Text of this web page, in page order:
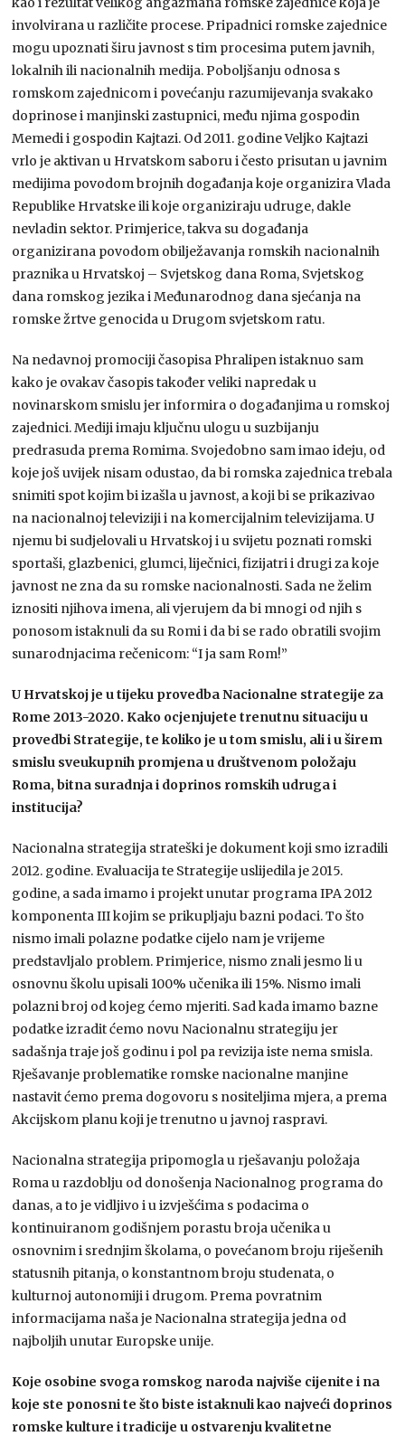
involvirana u različite procese. Pripadnici romske zajednice
mogu upoznati širu javnost s tim procesima putem javnih,
lokalnih ili nacionalnih medija. Poboljšanju odnosa s
romskom zajednicom i povećanju razumijevanja svakako
doprinose i manjinski zastupnici, među njima gospodin
Memedi i gospodin Kajtazi. Od 2011. godine Veljko Kajtazi
vrlo je aktivan u Hrvatskom saboru i često prisutan u javnim
medijima povodom brojnih događanja koje organizira Vlada
Republike Hrvatske ili koje organiziraju udruge, dakle
nevladin sektor. Primjerice, takva su događanja
organizirana povodom obilježavanja romskih nacionalnih
praznika u Hrvatskoj – Svjetskog dana Roma, Svjetskog
dana romskog jezika i Međunarodnog dana sjećanja na
romske žrtve genocida u Drugom svjetskom ratu.
Na nedavnoj promociji časopisa Phralipen istaknuo sam
kako je ovakav časopis također veliki napredak u
novinarskom smislu jer informira o događanjima u romskoj
zajednici. Mediji imaju ključnu ulogu u suzbijanju
predrasuda prema Romima. Svojedobno sam imao ideju, od
koje još uvijek nisam odustao, da bi romska zajednica trebala
snimiti spot kojim bi izašla u javnost, a koji bi se prikazivao
na nacionalnoj televiziji i na komercijalnim televizijama. U
njemu bi sudjelovali u Hrvatskoj i u svijetu poznati romski
sportaši, glazbenici, glumci, liječnici, fizijatri i drugi za koje
javnost ne zna da su romske nacionalnosti. Sada ne želim
iznositi njihova imena, ali vjerujem da bi mnogi od njih s
ponosom istaknuli da su Romi i da bi se rado obratili svojim
sunarodnjacima rečenicom: “I ja sam Rom!”
U Hrvatskoj je u tijeku provedba Nacionalne strategije za
Rome 2013-2020. Kako ocjenjujete trenutnu situaciju u
provedbi Strategije, te koliko je u tom smislu, ali i u širem
smislu sveukupnih promjena u društvenom položaju
Roma, bitna suradnja i doprinos romskih udruga i
institucija?
Nacionalna strategija strateški je dokument koji smo izradili
2012. godine. Evaluacija te Strategije uslijedila je 2015.
godine, a sada imamo i projekt unutar programa IPA 2012
komponenta III kojim se prikupljaju bazni podaci. To što
nismo imali polazne podatke cijelo nam je vrijeme
predstavljalo problem. Primjerice, nismo znali jesmo li u
osnovnu školu upisali 100% učenika ili 15%. Nismo imali
polazni broj od kojeg ćemo mjeriti. Sad kada imamo bazne
podatke izradit ćemo novu Nacionalnu strategiju jer
sadašnja traje još godinu i pol pa revizija iste nema smisla.
Rješavanje problematike romske nacionalne manjine
nastavit ćemo prema dogovoru s nositeljima mjera, a prema
Akcijskom planu koji je trenutno u javnoj raspravi.
Nacionalna strategija pripomogla u rješavanju položaja
Roma u razdoblju od donošenja Nacionalnog programa do
danas, a to je vidljivo i u izvješćima s podacima o
kontinuiranom godišnjem porastu broja učenika u
osnovnim i srednjim školama, o povećanom broju riješenih
statusnih pitanja, o konstantnom broju studenata, o
kulturnoj autonomiji i drugom. Prema povratnim
informacijama naša je Nacionalna strategija jedna od
najboljih unutar Europske unije.
Koje osobine svoga romskog naroda najviše cijenite i na
koje ste ponosni te što biste istaknuli kao najveći doprinos
romske kulture i tradicije u ostvarenju kvalitetne